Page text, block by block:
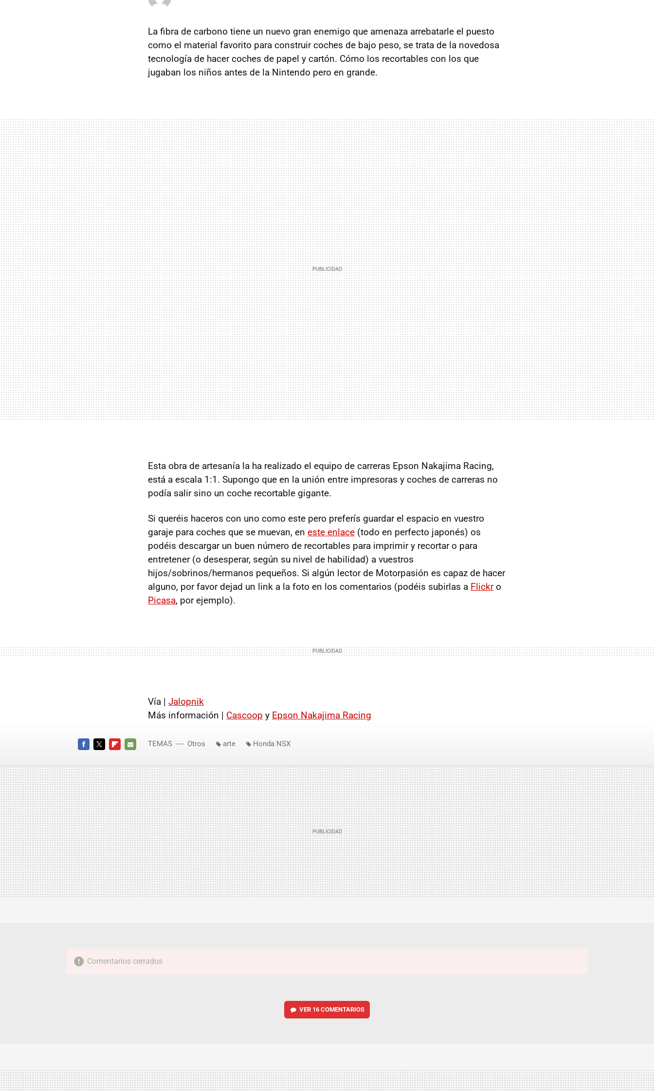
La fibra de carbono tiene un nuevo gran enemigo que amenaza arrebatarle el puesto
como el material favorito para construir coches de bajo peso, se trata de la novedosa
tecnología de hacer coches de papel y cartón. Cómo los recortables con los que
jugaban los niños antes de la Nintendo pero en grande.
Esta obra de artesanía la ha realizado el equipo de carreras Epson Nakajima Racing,
está a escala 1:1. Supongo que en la unión entre impresoras y coches de carreras no
podía salir sino un coche recortable gigante.
Si queréis haceros con uno como este pero preferís guardar el espacio en vuestro
garaje para coches que se muevan, en este enlace (todo en perfecto japonés) os
podéis descargar un buen número de recortables para imprimir y recortar o para
entretener (o desesperar, según su nivel de habilidad) a vuestros
hijos/sobrinos/hermanos pequeños. Si algún lector de Motorpasión es capaz de hacer
alguno, por favor dejad un link a la foto en los comentarios (podéis subirlas a Flickro
Picasa, por ejemplo).
Vía | Jalopnik
Más información | Cascoop y Epson Nakajima Racing
MAIL
TEMAS Otros arte Honda NSX
Comentarios cerrados
VER 16 COMENTARIOS